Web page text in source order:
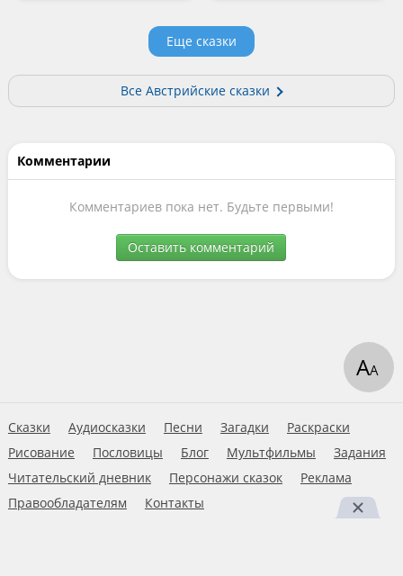
Еще сказки
Все Австрийские сказки
Комментарии
Комментариев пока нет. Будьте первыми!
Оставить комментарий
Сказки Аудиосказки Песни Загадки
Раскраски
Рисование
Пословицы Блог Мультфильмы
Задания
Читательский дневник
Персонажи сказок
Реклама
Правообладателям
Контакты
АА